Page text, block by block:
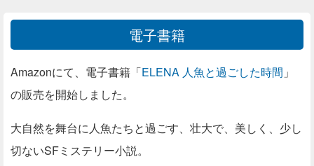
電子書籍
Amazonにて、電子書籍「ELENA 人魚と過ごした時間 」
の販売を開始しました。
大自然を舞台に人魚たちと過ごす、壮大で、美しく、少し
切ないSFミステリー小説。